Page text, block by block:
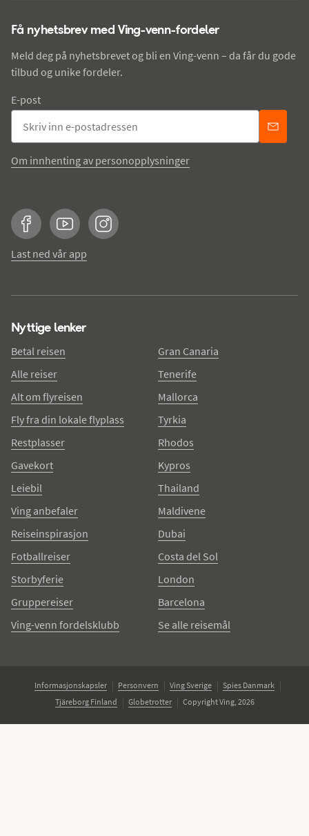
Få nyhetsbrev med Ving-venn-fordeler
Meld deg på nyhetsbrevet og bli en Ving-venn – da får du gode
tilbud og unike fordeler.
E-post
Om innhenting av personopplysninger
FacebookYouTubeInstagram
Last ned vår app
Nyttige lenker
Betal reisen
Alle reiser
Alt om flyreisen
Fly fra din lokale flyplass
Restplasser
Gavekort
Leiebil
Ving anbefaler
Reiseinspirasjon
Fotballreiser
Storbyferie
Gruppereiser
Ving-venn fordelsklubb
Gran Canaria
Tenerife
Mallorca
Tyrkia
Rhodos
Kypros
Thailand
Maldivene
Dubai
Costa del Sol
London
Barcelona
Se alle reisemål
Informasjonskapsler Personvern Ving Sverige
Spies Danmark
Tjäreborg Finland
Globetrotter Copyright Ving, 2026